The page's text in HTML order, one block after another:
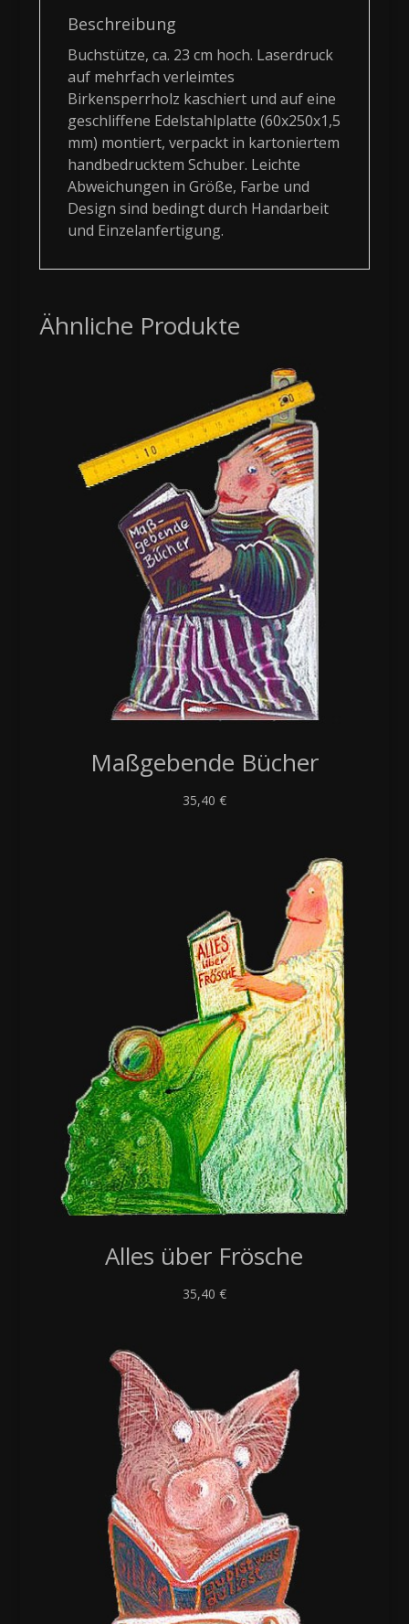
Beschreibung
Buchstütze, ca. 23 cm hoch. Laserdruck
auf mehrfach verleimtes
Birkensperrholz kaschiert und auf eine
geschliffene Edelstahlplatte (60x250x1,5
mm) montiert, verpackt in kartoniertem
handbedrucktem Schuber. Leichte
Abweichungen in Größe, Farbe und
Design sind bedingt durch Handarbeit
und Einzelanfertigung.
Ähnliche Produkte
Maßgebende Bücher
35,40 €
Alles über Frösche
35,40 €